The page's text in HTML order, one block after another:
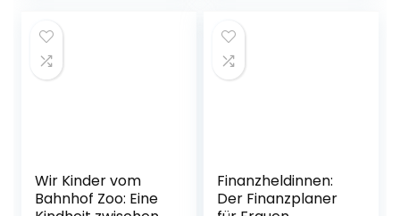
Wir Kinder vom
Bahnhof Zoo: Eine
Finanzheldinnen:
Der Finanzplaner